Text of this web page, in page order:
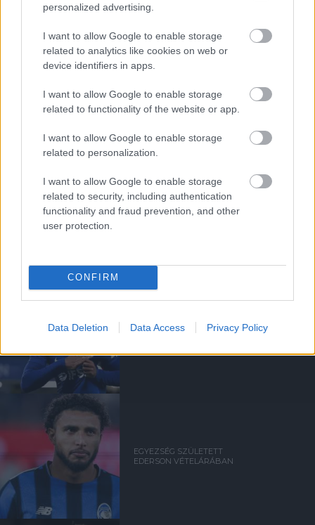
personalized advertising.
I want to allow Google to enable storage
related to analytics like cookies on web or
device identifiers in apps.
I want to allow Google to enable storage
related to functionality of the website or app.
I want to allow Google to enable storage
related to personalization.
I want to allow Google to enable storage
related to security, including authentication
functionality and fraud prevention, and other
user protection.
CONFIRM
Data Deletion Data Access Privacy Policy
PLETYKÁK, ÁTIGAZOLÁSOK
ELŐREHALADOTT
TÁRGYALÁSOKAT FOLYTAT A
UNITED TIELEMANSRÓL
ANDREY SANTOSRÓL
MEGEGYEZETT A UNITED A
EGYEZSÉG SZÜLETETT
EDERSON VÉTELÁRÁBAN